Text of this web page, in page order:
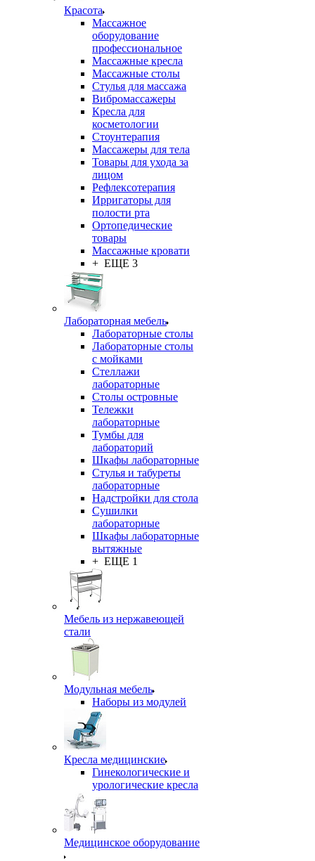
Красота
Массажное
оборудование
профессиональное
Массажные кресла
Массажные столы
Стулья для массажа
Вибромассажеры
Кресла для
косметологии
Стоунтерапия
Массажеры для тела
Товары для ухода за
лицом
Рефлексотерапия
Ирригаторы для
полости рта
Ортопедические
товары
Массажные кровати
+ ЕЩЕ 3
Лабораторная мебель
Лабораторные столы
Лабораторные столы
с мойками
Стеллажи
лабораторные
Столы островные
Тележки
лабораторные
Тумбы для
лабораторий
Шкафы лабораторные
Стулья и табуреты
лабораторные
Надстройки для стола
Сушилки
лабораторные
Шкафы лабораторные
вытяжные
+ ЕЩЕ 1
Мебель из нержавеющей
стали
Модульная мебель
Наборы из модулей
Кресла медицинские
Гинекологические и
урологические кресла
Медицинское оборудование